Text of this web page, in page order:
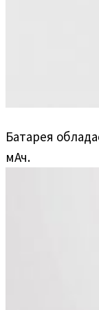
Батарея
мАч.